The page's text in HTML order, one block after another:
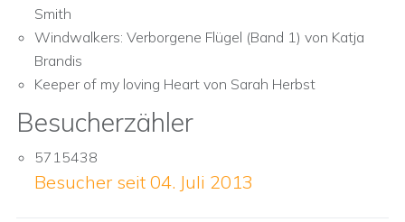
Smith
Windwalkers: Verborgene Flügel (Band 1) von Katja
Brandis
Keeper of my loving Heart von Sarah Herbst
Besucherzähler
5715438
Besucher seit 04. Juli 2013